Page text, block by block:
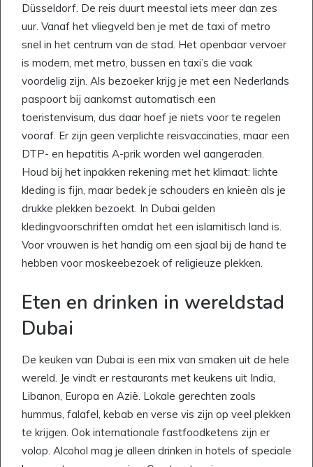
Düsseldorf. De reis duurt meestal iets meer dan zes
uur. Vanaf het vliegveld ben je met de taxi of metro
snel in het centrum van de stad. Het openbaar vervoer
is modern, met metro, bussen en taxi’s die vaak
voordelig zijn. Als bezoeker krijg je met een Nederlands
paspoort bij aankomst automatisch een
toeristenvisum, dus daar hoef je niets voor te regelen
vooraf. Er zijn geen verplichte reisvaccinaties, maar een
DTP- en hepatitis A-prik worden wel aangeraden.
Houd bij het inpakken rekening met het klimaat: lichte
kleding is fijn, maar bedek je schouders en knieën als je
drukke plekken bezoekt. In Dubai gelden
kledingvoorschriften omdat het een islamitisch land is.
Voor vrouwen is het handig om een sjaal bij de hand te
hebben voor moskeebezoek of religieuze plekken.
Eten en drinken in wereldstad
Dubai
De keuken van Dubai is een mix van smaken uit de hele
wereld. Je vindt er restaurants met keukens uit India,
Libanon, Europa en Azië. Lokale gerechten zoals
hummus, falafel, kebab en verse vis zijn op veel plekken
te krijgen. Ook internationale fastfoodketens zijn er
volop. Alcohol mag je alleen drinken in hotels of speciale